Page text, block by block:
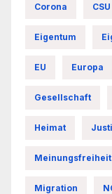
Corona CSU
Eigentum
EU Europa
Gesellschaft
Heimat
Meinungsfreiheit
Migration